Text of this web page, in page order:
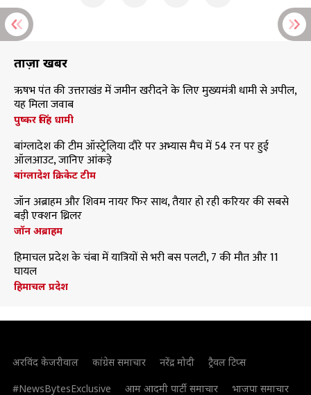
ताज़ा खबरें
ऋषभ पंत की उत्तराखंड में जमीन खरीदने के लिए मुख्यमंत्री धामी से अपील,
यह मिला जवाब
पुष्कर सिंह धामी
बांग्लादेश की टीम ऑस्ट्रेलिया दौरे पर अभ्यास मैच में 54 रन पर हुई
ऑलआउट, जानिए आंकड़े
बांग्लादेश क्रिकेट टीम
जॉन अब्राहम और शिवम नायर फिर साथ, तैयार हो रही करियर की सबसे
बड़ी एक्शन थ्रिलर
जॉन अब्राहम
हिमाचल प्रदेश के चंबा में यात्रियों से भरी बस पलटी, 7 की मौत और 11
घायल
हिमाचल प्रदेश
अरविंद केजरीवाल कांग्रेस समाचार नरेंद्र मोदी
ट्रैवल टिप्स
#NewsBytesExclusive
आम आदमी पार्टी समाचार भाजपा समाचार